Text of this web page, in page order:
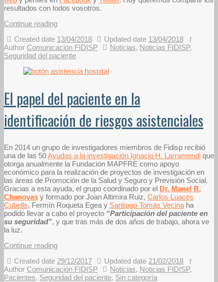
resultados con todos vosotros.
Continue reading
Created date 13/04/2018 Updated date 13/04/2018
Author Comunicación FIDISP Noticias, Noticias FIDISP,
Seguridad del paciente
El papel del paciente en la
identificación de riesgos asistenciales
En 2014 un grupo de investigadores miembros de Fidisp recibió
una de las 50Ayudas a la investigación Ignacio H. Larramendi que
otorga anualmente la Fundación MAPFRE como apoyo
económico para la realización de proyectos de investigación en
las áreas de Promoción de la Salud y Seguro y Previsión Social.
Gracias a esta ayuda, el grupo coordinado por el Dr. Manel R.
Chanovas y formado por Joan Altimira Ruiz, Carlos Luaces
Cubells, Fermín Roqueta Egea y Santiago Tomás Vecina ha
podido llevar a cabo el proyecto “Participación del paciente en
su seguridad”, y que tras más de dos años de trabajo, ahora ve
la luz.
Continue reading
Created date 29/12/2017 Updated date 21/02/2018
Author Comunicación FIDISP Noticias, Noticias FIDISP,
Pacientes, Seguridad del paciente, Sin categoría